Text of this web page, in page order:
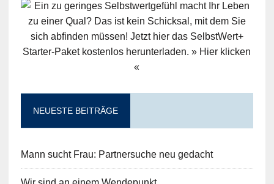
NEUESTE BEITRÄGE
Mann sucht Frau: Partnersuche neu gedacht